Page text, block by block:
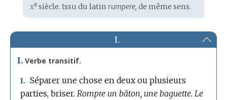
Étymologie
:
xesiècle. Issu du latin rumpere, de même sens.
I.
I. Verbe transitif.
1. Séparer une chose en deux ou plusieurs
parties, briser. Rompre un bâton, une baguette. Le